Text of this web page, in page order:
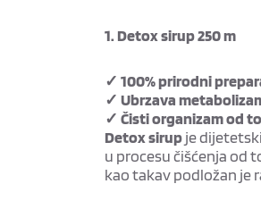
1. Detox sirup 250 m
✓ 100% prirodni
✓ Ubrzava
✓ Čisti organizam od
Detox sirupje
u procesu čišćenja od
kao takav podložan je